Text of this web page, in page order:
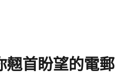
翹首盼望的電郵